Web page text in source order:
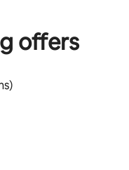
offers